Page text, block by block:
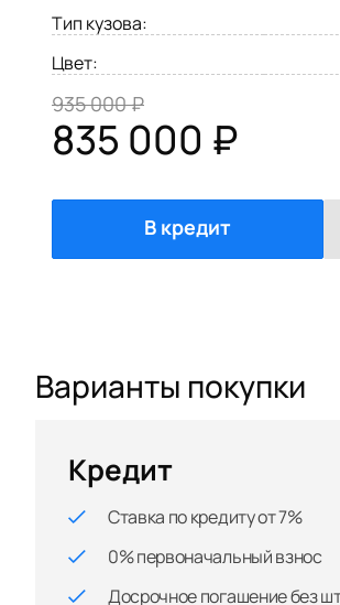
Тип кузова:
Цвет:
935 000 ₽
835 000 ₽
В кредит
Варианты покупки
Кредит
Ставка по кредиту от 7%
0% первоначальный взнос
Досрочное погашение без